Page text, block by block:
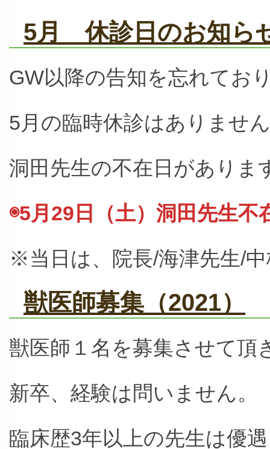
5月 休診日のお知ら
GW以降の告知を忘れてお
5月の臨時休診はありませ
洞田先生の不在日がありま
◉5月29日（土）洞田先生不
※当日は、院長/海津先生/
獣医師募集（2021）
獣医師１名を募集させて頂
新卒、経験は問いません。
臨床歴3年以上の先生は優